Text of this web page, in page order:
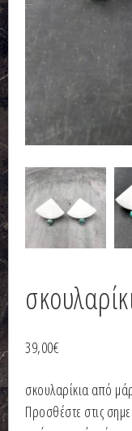
39,00€
σκουλαρίκια από
Προσθέστε στις